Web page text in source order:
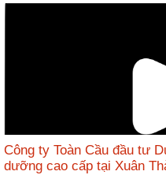
Công ty Toàn Cầu đầu tư
dưỡng cao cấp tại Xuân